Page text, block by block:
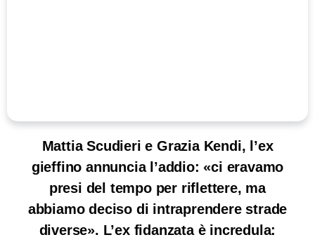
Mattia Scudieri e Grazia Kendi, l’ex
gieffino annuncia l’addio: «ci eravamo
presi del tempo per riflettere, ma
abbiamo deciso di intraprendere strade
diverse». L’ex fidanzata è incredula: